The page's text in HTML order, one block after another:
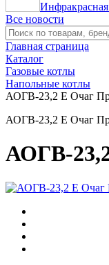
Все новости
Главная страница
Каталог
Газовые котлы
Напольные котлы
АОГВ-23,2 Е Очаг
АОГВ-23,2 Е Очаг
АОГВ-